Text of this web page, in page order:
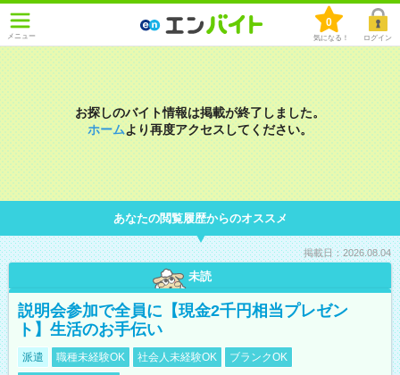
メニュー
0
気になる！ ログイン
お探しのバイト情報は掲載が終了しました。
ホームより再度アクセスしてください。
あなたの閲覧履歴からのオススメ
掲載日：2026.08.04
未読
説明会参加で全員に【現金2千円相当プレゼン
ト】生活のお手伝い
派遣 職種未経験OK 社会人未経験OK
ブランクOK